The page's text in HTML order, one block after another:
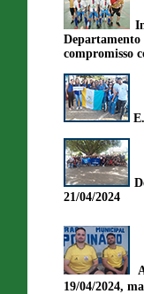
compromisso
21/04/2024
19/04/2024,